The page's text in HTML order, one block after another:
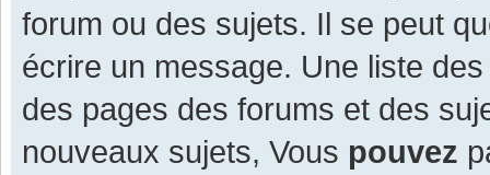
forum ou des sujets. Il se peut
écrire un message. Une liste
des pages des forums et des
nouveaux sujets, Vous pouvez